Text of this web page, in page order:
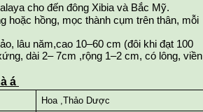
cho đến đông Xibia và Bắc Mỹ.
hoặc hồng, mọc thành cụm trên thân, mỗi
lâu năm,cao 10–60 cm (đôi khi đạt 100
dài 2– 7cm ,rộng 1–2 cm, có lông, viền
á
Hoa ,Thảo Dược